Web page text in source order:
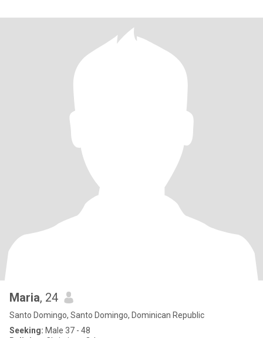
Maria, 24
Santo Domingo, Santo Domingo, Dominican Republic
Seeking: Male 37 - 48